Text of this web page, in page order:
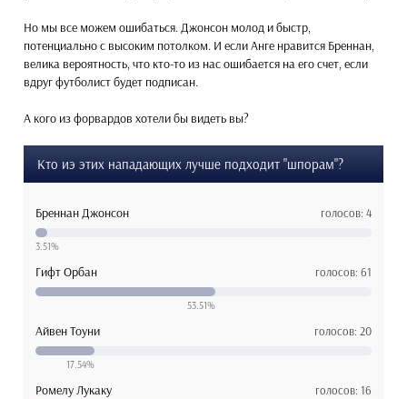
Но мы все можем ошибаться. Джонсон молод и быстр,
потенциально с высоким потолком. И если Анге нравится Бреннан,
велика вероятность, что кто-то из нас ошибается на его счет, если
вдруг футболист будет подписан.
А кого из форвардов хотели бы видеть вы?
Кто иэ этих нападающих лучше подходит "шпорам"?
голосов: 4
Бреннан Джонсон
3.51%
голосов: 61
Гифт Орбан
53.51%
голосов: 20
Айвен Тоуни
17.54%
голосов: 16
Ромелу Лукаку